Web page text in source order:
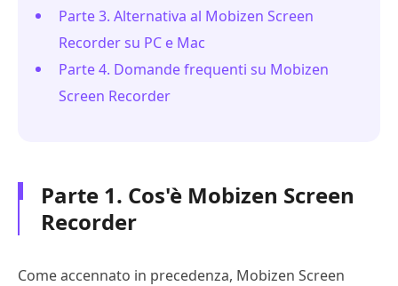
Parte 3. Alternativa al Mobizen Screen
Recorder su PC e Mac
Parte 4. Domande frequenti su Mobizen
Screen Recorder
Parte 1. Cos'è Mobizen Screen
Recorder
Come accennato in precedenza, Mobizen Screen